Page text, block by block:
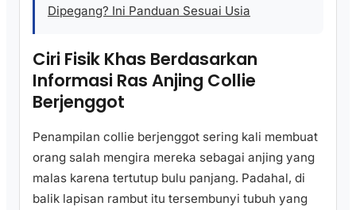
Dipegang? Ini Panduan Sesuai Usia
Ciri Fisik Khas Berdasarkan
Informasi Ras Anjing Collie
Berjenggot
Penampilan collie berjenggot sering kali membuat
orang salah mengira mereka sebagai anjing yang
malas karena tertutup bulu panjang. Padahal, di
balik lapisan rambut itu tersembunyi tubuh yang